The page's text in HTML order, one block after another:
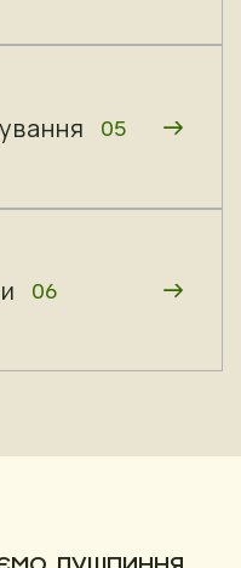
05
06
лушпиння